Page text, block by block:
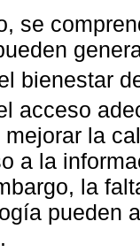
se
bienestar
acceso
la
a la
la
pueden